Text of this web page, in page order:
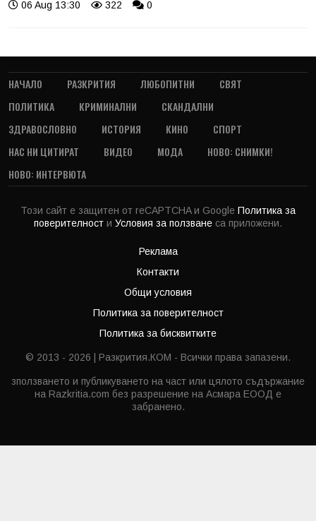
06 Aug 13:30 322 0
НАЧАЛО РАЗКРИТИЯ ЛЮБОПИТНИ
СВЯТ
ПОЛИТИКА
КРИМИНАЛНИ
СКАНДАЛНИ
ЗДРАВОСЛОВНО
ИСТОРИЯ КИНО
СПОРТ
НАС НИ ЦИТИРАТ
ВИДЕО МОДА
НОВО: СНИМКИ!
НОВО: ИНТЕРВЮТА
Този сайт е защитен от reCAPTCHA и Google Политика за
поверителност и Условия за ползване са приложени.
Реклама
Контакти
Общи условия
Политика за поверителност
Политика за бисквитките
© 2013 - 2026 | Разкрития.КОМ - Всички права запазени.
зползването и публикуването на част или цялото съдържание
на Razkritia.com без разрешение на Асмара ЕООД е
забранено.